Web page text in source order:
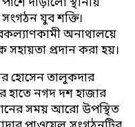
যুব শক্তি।
অনাথালয়ে
প্রদান করা হয়।
হোসেন তালুকদার
হাতে নগদ দশ হাজার
সময় আরো উপস্থিত